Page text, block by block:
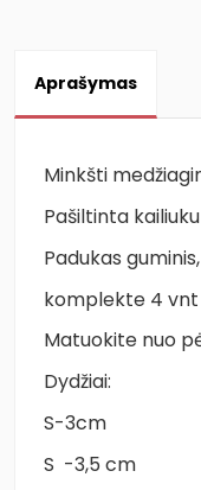
Aprašymas
Minkšti
Pašiltinta kailiuku
Padukas
komplekte 4 vnt
Matuokite nuo
Dydžiai:
S-3cm
S -3,5 cm